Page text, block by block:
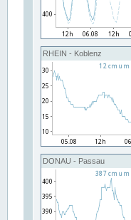
RHEIN - Koblenz
DONAU - Passau